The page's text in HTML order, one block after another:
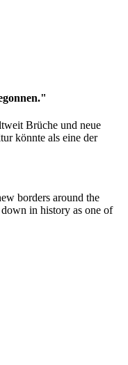
Brüche und neue
könnte als eine der
borders around the
in history as one of